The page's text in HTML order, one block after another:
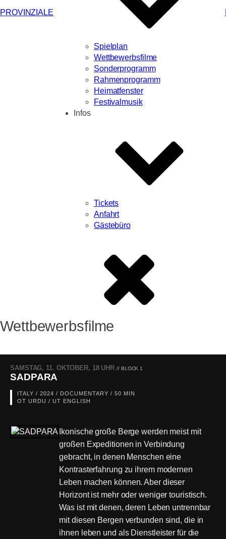
PROVINZIALE
Spielplan
Wettbewerbsfilme
Sonderprogramm
Rahmenprogramm
Heimatfenster
Festivalmusik
Infos
Tickets
Anfahrt
Gästebüro
Wettbewerbsfilme
SAMSTAG, 11. OKTOBER, 18 UHR// BLOCK 1
SADPARA
ITALY / 2024 / DOCUMENTARY / 50 MIN
OT URDU / UT ENGLISH
Ikonische große Berge werden meist mit
großen Expeditionen in Verbindung
gebracht, in denen Menschen eine
Kontrasterfahrung zu ihrem modernen
Leben machen können. Aber dieser
Horizont ist mehr oder weniger touristisch.
Was ist mit denen, deren Leben untrennbar
mit diesen Bergen verbunden sind, die in
ihnen leben und als Dienstleister für die